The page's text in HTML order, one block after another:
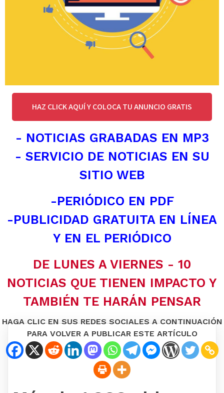
HAZ CLICK AQUÍ Y COLOCA TU ANUNCIO GRATIS
- NOTICIAS GRABADAS EN MP3
- SERVICIO DE NOTICIAS EN SU
SITIO WEB
-PERIÓDICO EN PDF
-PUBLICIDAD GRATUITA EN LÍNEA
Y EN EL PERIÓDICO
DE LUNES A VIERNES - 10
NOTICIAS QUE TIENEN IMPACTO Y
TAMBIÉN TE HARÁN PENSAR
HAGA CLIC EN SUS REDES SOCIALES A CONTINUACIÓN
PARA VOLVER A PUBLICAR ESTE ARTÍCULO